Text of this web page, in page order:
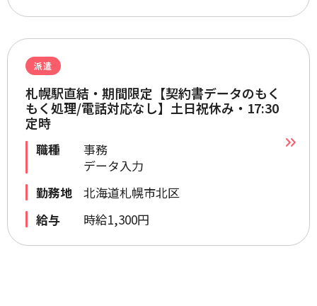
派遣
札幌駅直結・期間限定【契約書データのもく
もく処理/電話対応なし】土日祝休み・17:30
定時
職種
事務
データ入力
勤務地
北海道札幌市北区
給与
時給1,300円